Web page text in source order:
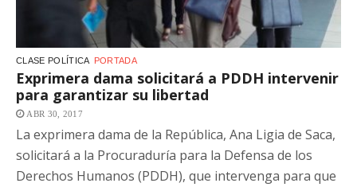
CLASE POLÍTICA PORTADA
Exprimera dama solicitará a PDDH intervenir
para garantizar su libertad
ABR 30, 2017
La exprimera dama de la República, Ana Ligia de Saca,
solicitará a la Procuraduría para la Defensa de los
Derechos Humanos (PDDH), que intervenga para que